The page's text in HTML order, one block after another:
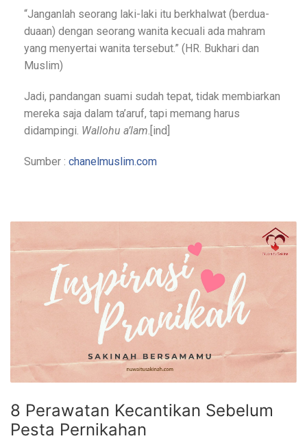
“Janganlah seorang laki-laki itu berkhalwat (berdua-
duaan) dengan seorang wanita kecuali ada mahram
yang menyertai wanita tersebut.” (HR. Bukhari dan
Muslim)
Jadi, pandangan suami sudah tepat, tidak membiarkan
mereka saja dalam ta’aruf, tapi memang harus
didampingi. Wallohu a’lam .[ind]
Sumber : chanelmuslim.com
8 Perawatan Kecantikan Sebelum
Pesta Pernikahan